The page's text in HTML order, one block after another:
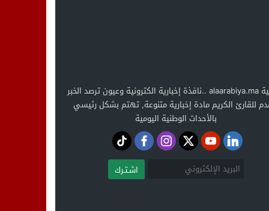
العربية alaarabiya.ma ..نافذة إخبارية الكترونية وعيون ترصد الخبر
للقارئ الكريم مادة إخبارية متنوعة, تهتم بشكل رئيسي
بالأحداث الوطنية اليومية
اشـتـرك